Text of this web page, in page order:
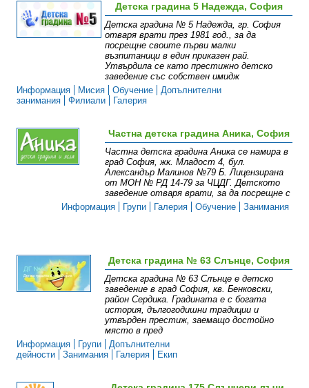
Детска градина 5 Надежда, София
Детска градина № 5 Надежда, гр. София
отваря врати през 1981 год., за да
посрещне своите първи малки
възпитаници в един приказен рай.
Утвърдила се като престижно детско
заведение със собствен имидж
Информация
Мисия Обучение
Допълнителни
занимания
Филиали Галерия
Частна детска градина Аника, София
Частна детска градина Аника се намира в
град София, жк. Младост 4, бул.
Александър Малинов №79 Б. Лицензирана
от МОН № РД 14-79 за ЧЦДГ. Детското
заведение отваря врати, за да посрещне с
Информация
Групи Галерия Обучение Занимания
Детска градина № 63 Слънце, София
Детска градина № 63 Слънце е детско
заведение в град София, кв. Бенковски,
район Сердика. Градината е с богата
история, дългогодишни традиции и
утвърден престиж, заемащо достойно
място в пред
Информация
Групи
Допълнителни
дейности
Занимания Галерия Екип